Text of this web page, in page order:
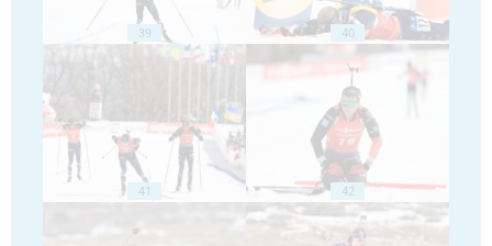
39 40
41 42